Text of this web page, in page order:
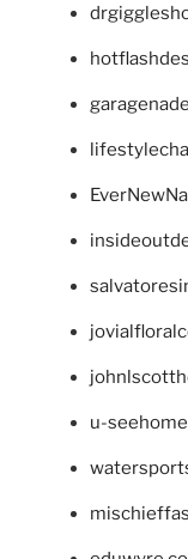
u-